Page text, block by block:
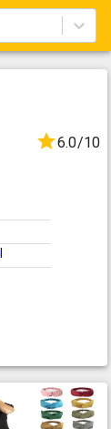
6.0/10